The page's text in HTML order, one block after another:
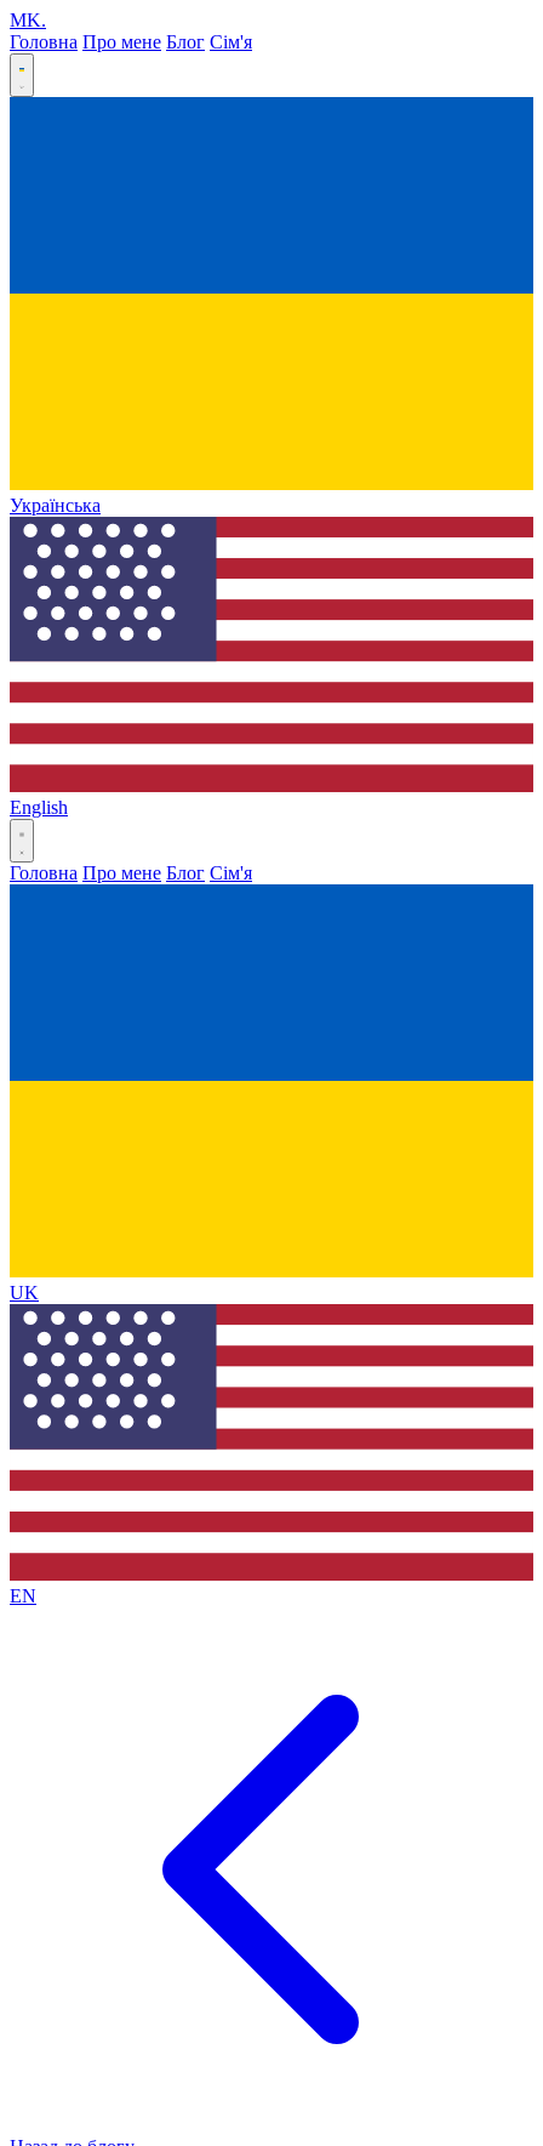
MK.
Головна Про мене Блог Сім'я
Українська
English
Головна Про мене Блог Сім'я
UK
EN